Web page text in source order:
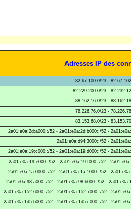
Adresses IP des
82.67.100.0/23 -
82.229.200.0/23 -
88.162.16.0/23 -
78.226.76.0/23 -
83.153.68.0/23 -
2a01:e0a:2d:a000::/52 - 2a01:e0a:2d:b000::/52 -
2a01:e0a:d94:3000::/52 -
2a01:e0a:19:c000::/52 - 2a01:e0a:19:d000::/52 -
2a01:e0a:19:e000::/52 - 2a01:e0a:19:f000::/52 -
2a01:e0a:1a:0000::/52 - 2a01:e0a:1a:1000::/52 -
2a01:e0a:98:a000::/52 - 2a01:e0a:98:b000::/52 -
2a01:e0a:152:6000::/52 - 2a01:e0a:152:7000::/52 -
2a01:e0a:1d5:b000::/52 - 2a01:e0a:1d5:c000::/52 -